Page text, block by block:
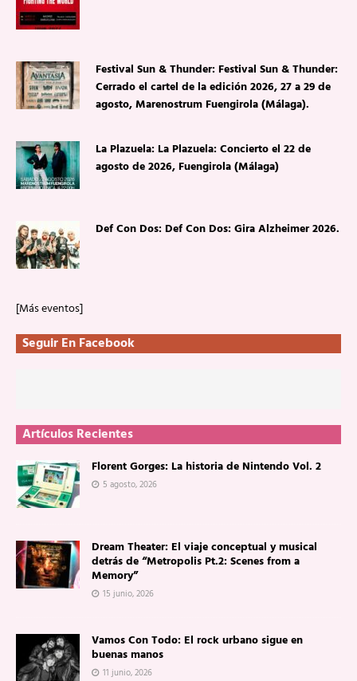
Festival Sun & Thunder: Festival Sun & Thunder:
Cerrado el cartel de la edición 2026, 27 a 29 de
agosto, Marenostrum Fuengirola (Málaga).
La Plazuela: La Plazuela: Concierto el 22 de
agosto de 2026, Fuengirola (Málaga)
Def Con Dos: Def Con Dos: Gira Alzheimer 2026.
[Más eventos]
Seguir En Facebook
Artículos Recientes
Florent Gorges: La historia de Nintendo Vol. 2
5 agosto, 2026
Dream Theater: El viaje conceptual y musical
detrás de “Metropolis Pt.2: Scenes from a
Memory”
15 junio, 2026
Vamos Con Todo: El rock urbano sigue en
buenas manos
11 junio, 2026